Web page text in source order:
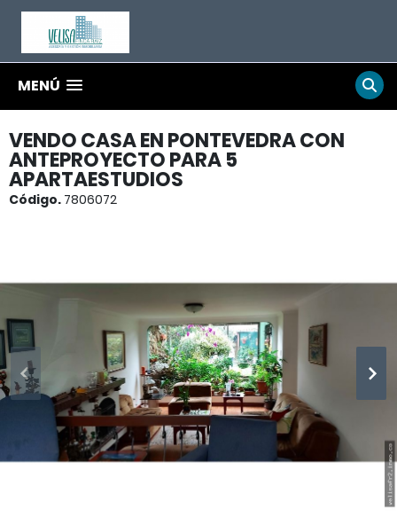
MENÚ
VENDO CASA EN PONTEVEDRA CON
ANTEPROYECTO PARA 5
APARTAESTUDIOS
Código. 7806072